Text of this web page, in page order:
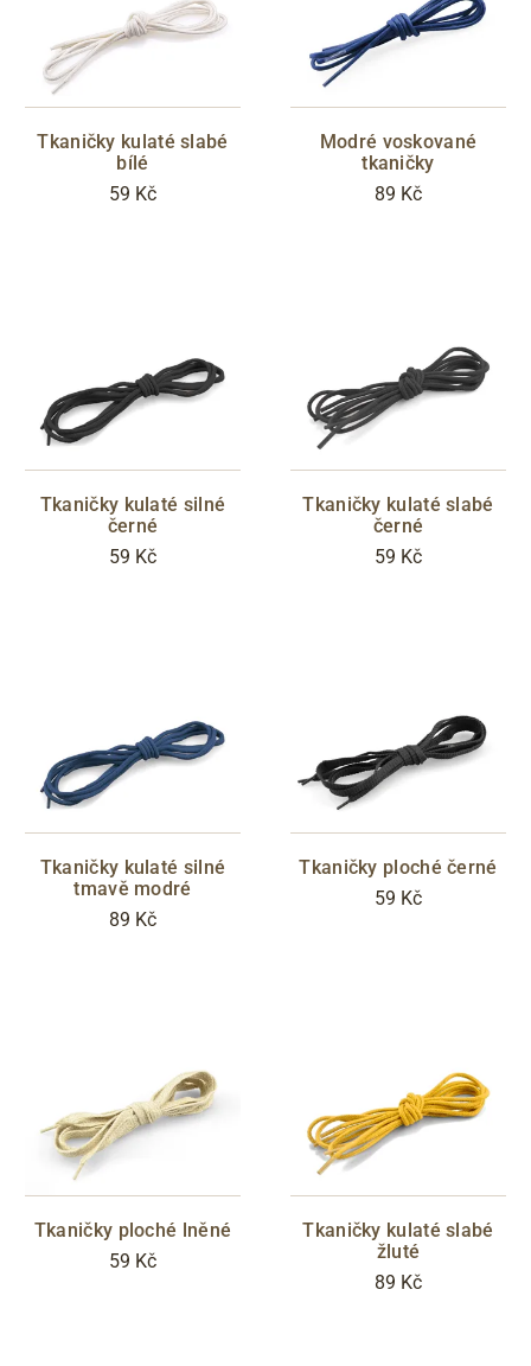
Tkaničky kulaté slabé
bílé
59 Kč
Modré voskované
tkaničky
89 Kč
Tkaničky kulaté silné
černé
59 Kč
Tkaničky kulaté slabé
černé
59 Kč
Tkaničky kulaté silné
tmavě modré
89 Kč
Tkaničky ploché černé
59 Kč
Tkaničky ploché lněné
59 Kč
Tkaničky kulaté slabé
žluté
89 Kč